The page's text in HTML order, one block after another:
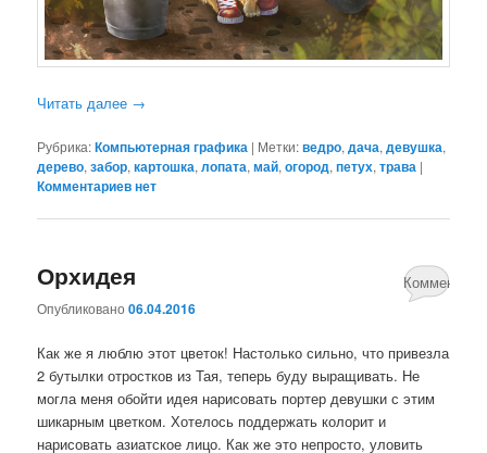
Читать далее →
Рубрика:Компьютерная графика | Метки:ведро,дача,девушка,
дерево,забор,картошка,лопата,май,огород,петух,трава |
Комментариев нет
Орхидея
Опубликовано06.04.2016
Как же я люблю этот цветок! Настолько сильно, что привезла
2 бутылки отростков из Тая, теперь буду выращивать. Не
могла меня обойти идея нарисовать портер девушки с этим
шикарным цветком. Хотелось поддержать колорит и
нарисовать азиатское лицо. Как же это непросто, уловить